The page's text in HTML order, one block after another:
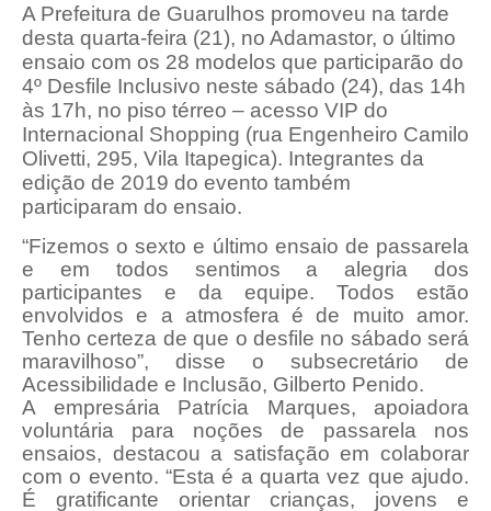
A Prefeitura de Guarulhos promoveu na tarde
desta quarta-feira (21), no Adamastor, o último
ensaio com os 28 modelos que participarão do
4º Desfile Inclusivo neste sábado (24), das 14h
às 17h, no piso térreo – acesso VIP do
Internacional Shopping (rua Engenheiro Camilo
Olivetti, 295, Vila Itapegica). Integrantes da
edição de 2019 do evento também
participaram do ensaio.
“Fizemos o sexto e último ensaio de passarela
e em todos sentimos a alegria dos
participantes e da equipe. Todos estão
envolvidos e a atmosfera é de muito amor.
Tenho certeza de que o desfile no sábado será
maravilhoso”, disse o subsecretário de
Acessibilidade e Inclusão, Gilberto Penido.
A empresária Patrícia Marques, apoiadora
voluntária para noções de passarela nos
ensaios, destacou a satisfação em colaborar
com o evento. “Esta é a quarta vez que ajudo.
É gratificante orientar crianças, jovens e